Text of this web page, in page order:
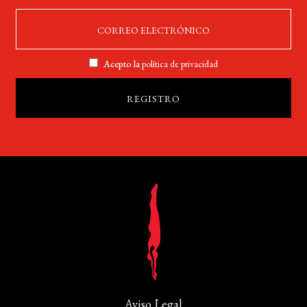
Acepto lapolítica de privacidad
Aviso Legal